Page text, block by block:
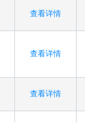
查看详情
查看详情
查看详情